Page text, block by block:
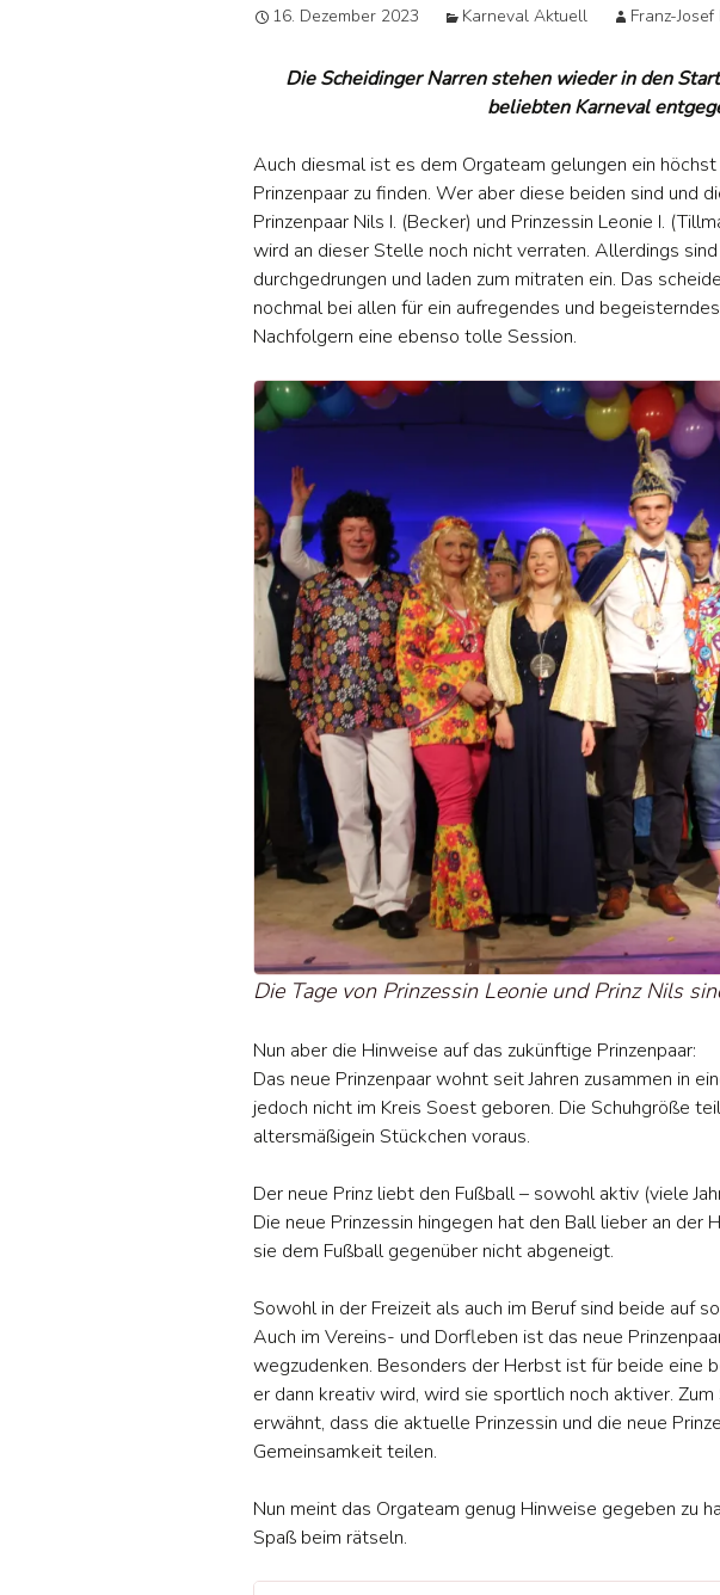
Damen
B – Juniorinnen
Alte Herren
Tischtennis
16. Dezember 2023 Karneval Aktuell Franz-Josef
Die Scheidinger Narren stehen wieder in den
beliebten Karneval
Auch diesmal ist es dem Orgateam gelungen ein
Prinzenpaar zu finden. Wer aber diese beiden sind und
Prinzenpaar Nils I. (Becker) und Prinzessin Leonie I.
wird an dieser Stelle noch nicht verraten. Allerdings
durchgedrungen und laden zum mitraten ein. Das
nochmal bei allen für ein aufregendes und
Nachfolgern eine ebenso tolle Session.
Die Tage von Prinzessin Leonie und Prinz Nils
Nun aber die Hinweise auf das zukünftige Prinzenpaar:
Das neue Prinzenpaar wohnt seit Jahren zusammen in
jedoch nicht im Kreis Soest geboren. Die Schuhgröße
altersmäßigein Stückchen voraus.
Der neue Prinz liebt den Fußball – sowohl aktiv (viele
Die neue Prinzessin hingegen hat den Ball lieber an der
sie dem Fußball gegenüber nicht abgeneigt.
Sowohl in der Freizeit als auch im Beruf sind beide auf
Auch im Vereins- und Dorfleben ist das neue
wegzudenken. Besonders der Herbst ist für beide eine
er dann kreativ wird, wird sie sportlich noch aktiver. Zum
erwähnt, dass die aktuelle Prinzessin und die neue
Gemeinsamkeit teilen.
Nun meint das Orgateam genug Hinweise gegeben zu
Spaß beim rätseln.